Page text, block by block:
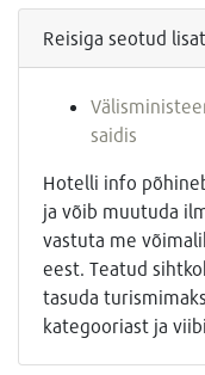
Reisiga seotud
saidis
Hotelli info
ja võib muutuda
vastuta me
eest. Teatud
tasuda
kategooriast ja